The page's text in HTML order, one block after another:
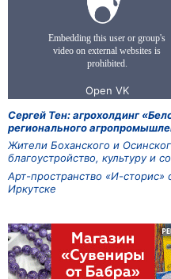
Сергей Тен: агрохолдинг
регионального
Жители Боханского и
благоустройство, культуру и
Арт-пространство «И-сторис»
Иркутске